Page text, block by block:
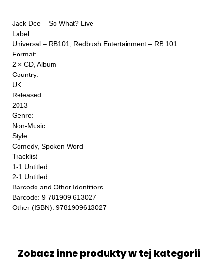
Jack Dee ‎– So What? Live
Label:
Universal ‎– RB101, Redbush Entertainment ‎– RB 101
Format:
2 × CD, Album
Country:
UK
Released:
2013
Genre:
Non-Music
Style:
Comedy, Spoken Word
Tracklist
1-1 Untitled
2-1 Untitled
Barcode and Other Identifiers
Barcode: 9 781909 613027
Other (ISBN): 9781909613027
Zobacz inne produkty w tej kategorii